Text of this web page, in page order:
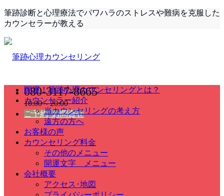
筆跡診断と心理療法でパワハラのストレスや難病を克服した
カウンセラーが教える
080-3117-8665
10:00～20:00
ご予約･お問合せ
開運！筆跡心理カウンセリングとは？
カウンセラー紹介
当カウンセリングの考え方
遠方の方へ
お客様の声
カウンセリング料金
その他のメニュー
開運文字 メニュー
会社概要
アクセス･地図